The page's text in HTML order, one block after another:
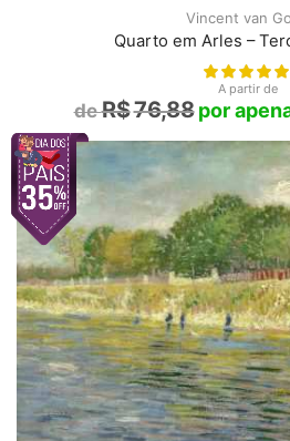
Vincent van
Quarto em Arles –
A partir de
R$76,88